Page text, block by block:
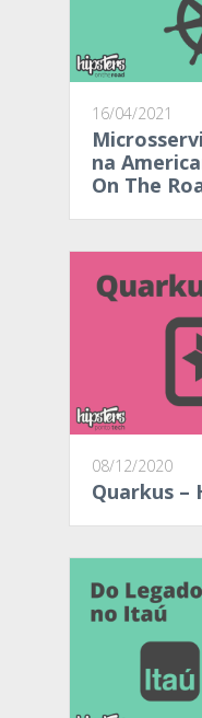
16/04/2021
na
On The
08/12/2020
Quarkus –